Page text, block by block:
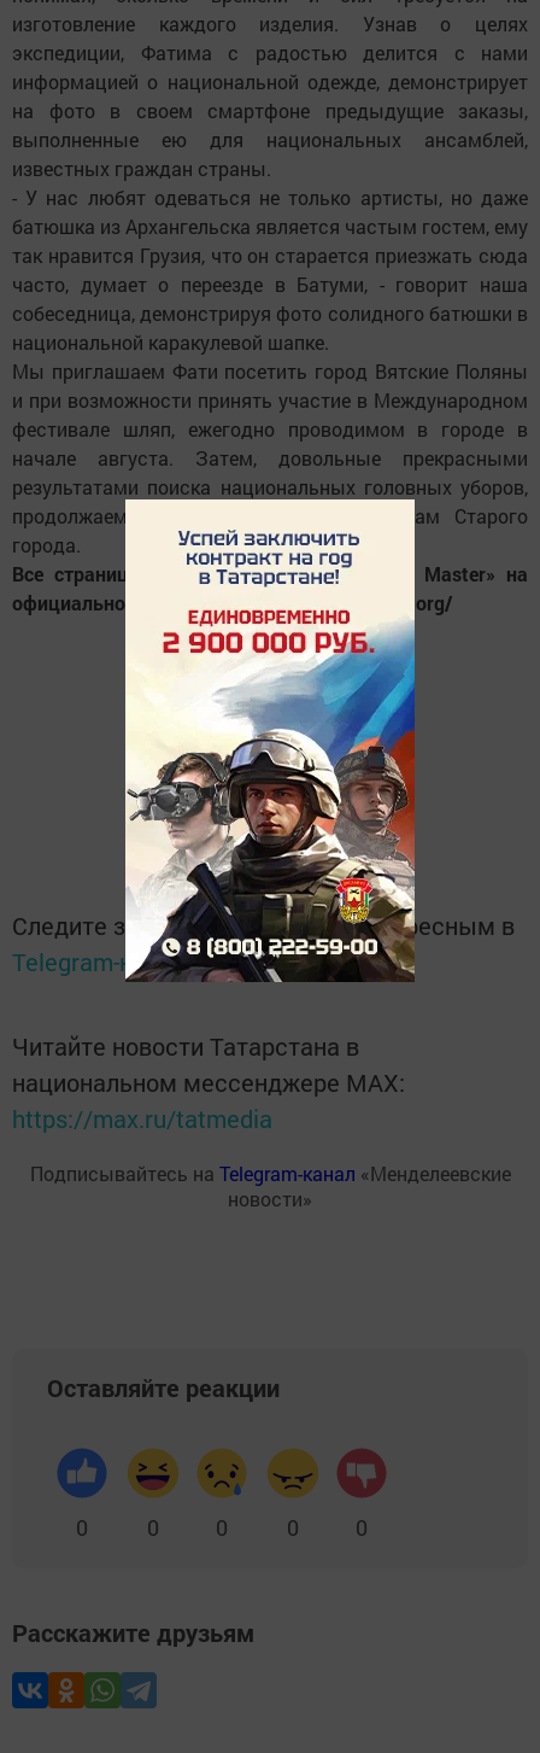
изготовление каждого изделия. Узнав о целях
экспедиции, Фатима с радостью делится с нами
информацией о национальной одежде, демонстрирует
на фото в своем смартфоне предыдущие заказы,
выполненные ею для национальных ансамблей,
известных граждан страны.
- У нас любят одеваться не только артисты, но даже
батюшка из Архангельска является частым гостем, ему
так нравится Грузия, что он старается приезжать сюда
часто, думает о переезде в Батуми, - говорит наша
собеседница, демонстрируя фото солидного батюшки в
национальной каракулевой шапке.
Мы приглашаем Фати посетить город Вятские Поляны
и при возможности принять участие в Международном
фестивале шляп, ежегодно проводимом в городе в
начале августа. Затем, довольные прекрасными
результатами поиска национальных головных уборов,
продолжаем прогулку по уютным улочкам Старого
города.
Все страницы из дневника проекта «Hat Master» на
официальном сайте: https://www.hatmaster.org/
Следите за самым важным и интересным в
Telegram-каналеТатмедиа
Читайте новости Татарстана в
национальном мессенджере MАХ:
https://max.ru/tatmedia
Подписывайтесь на Telegram-канал «Менделеевские
новости»
Оставляйте реакции
0 0 0 0 0
Расскажите друзьям